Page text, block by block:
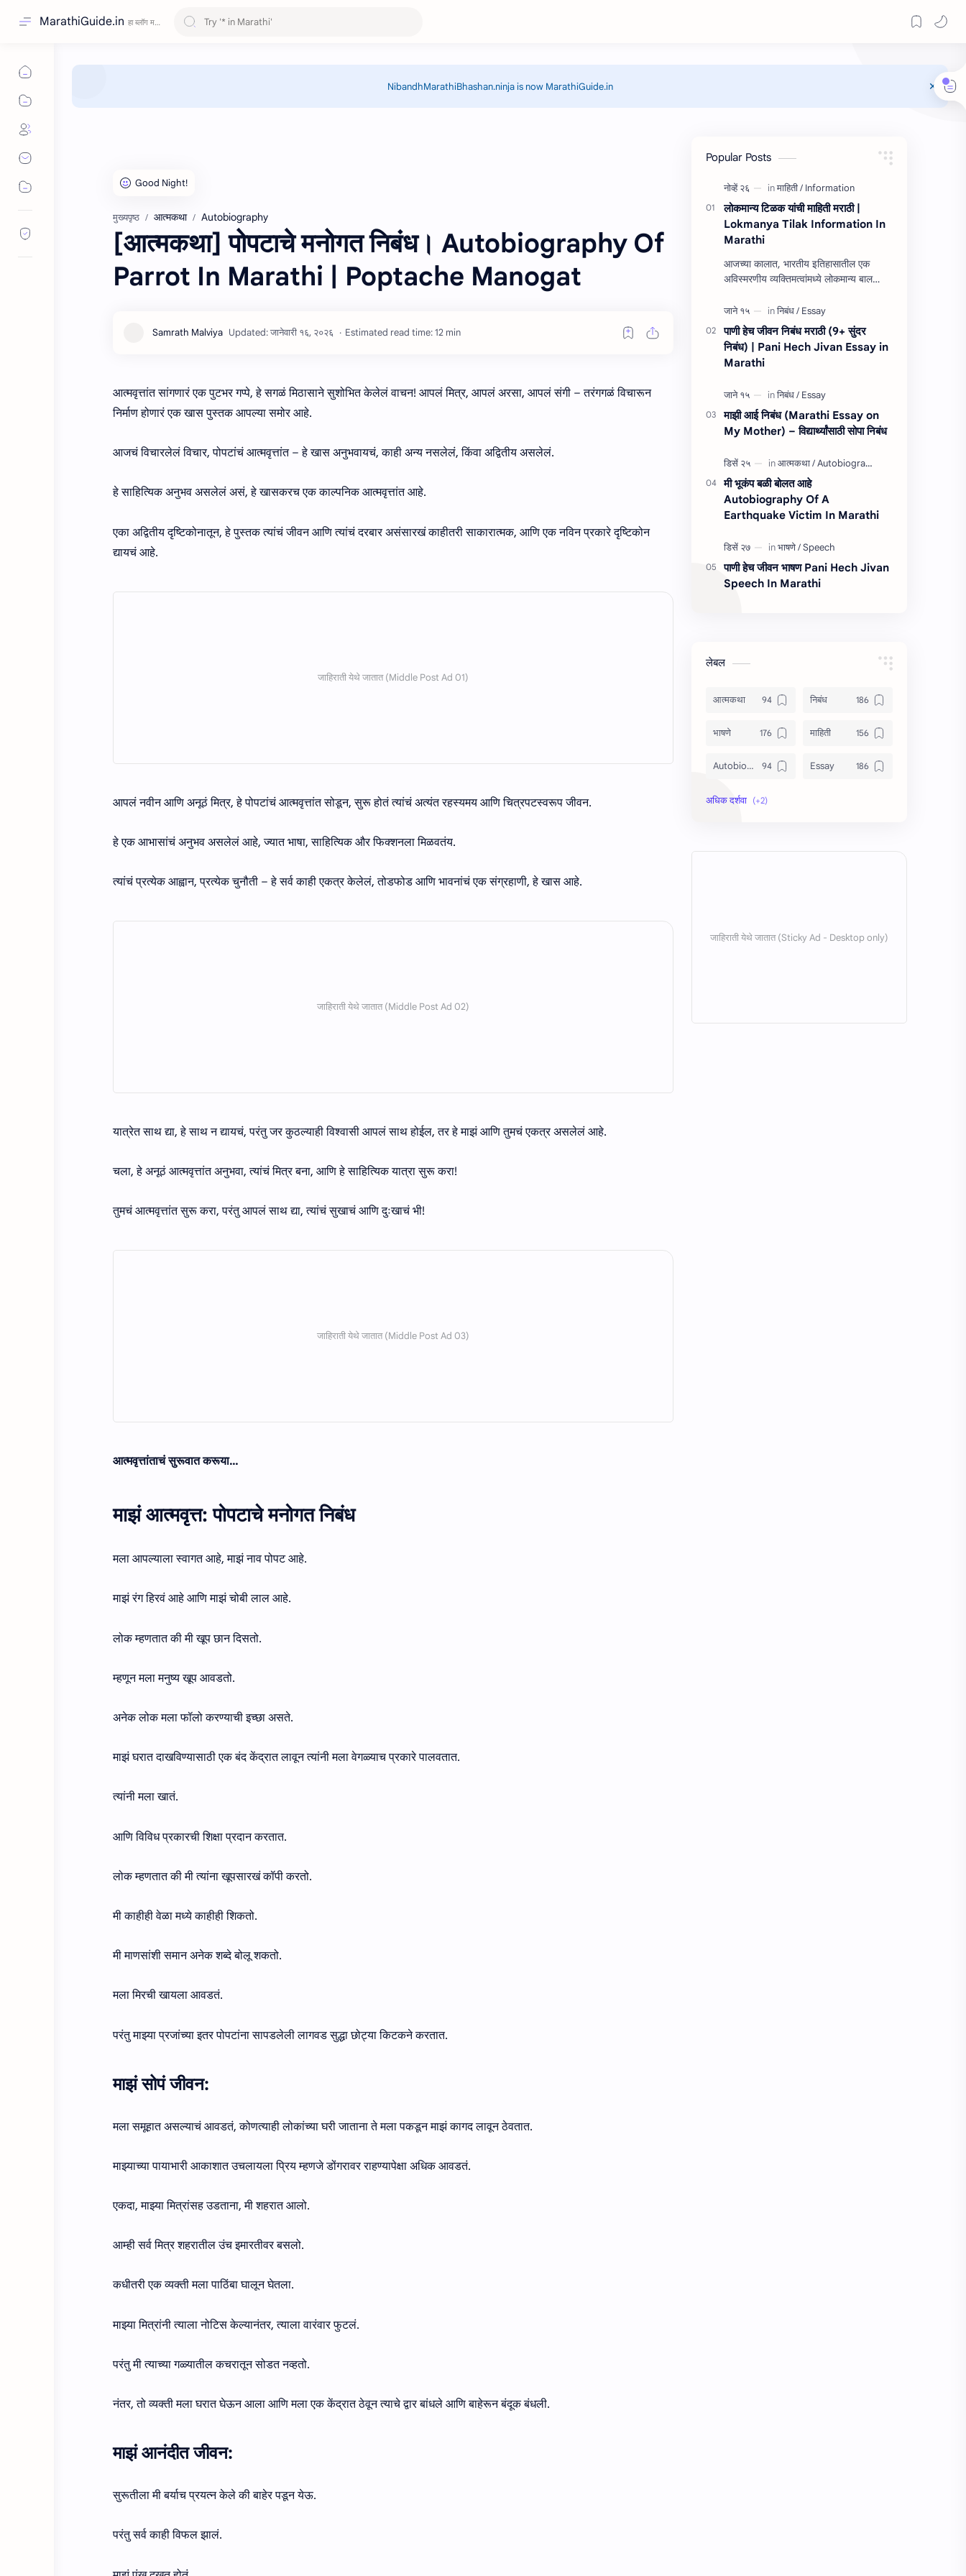
MarathiGuide.in
NibandhMarathiBhashan.ninja is now MarathiGuide.in
मुख्यपृष्ठ आत्मकथा Autobiography
[आत्मकथा] पोपटाचे मनोगत निबंध। Autobiography Of
Parrot In Marathi | Poptache Manogat
Estimated read time: 12 min
आत्मवृत्तांत सांगणारं एक पुटभर गप्पे, हे सगळं मिठासाने सुशोभित केलेलं वाचन! आपलं मित्र, आपलं अरसा, आपलं संगी – तरंगगळं विचारून
निर्माण होणारं एक खास पुस्तक आपल्या समोर आहे.
आजचं विचारलेलं विचार, पोपटांचं आत्मवृत्तांत – हे खास अनुभवायचं, काही अन्य नसलेलं, किंवा अद्वितीय असलेलं.
हे साहित्यिक अनुभव असलेलं असं, हे खासकरच एक काल्पनिक आत्मवृत्तांत आहे.
एका अद्वितीय दृष्टिकोनातून, हे पुस्तक त्यांचं जीवन आणि त्यांचं दरबार असंसारखं काहीतरी साकारात्मक, आणि एक नविन प्रकारे दृष्टिकोन
द्यायचं आहे.
आपलं नवीन आणि अनूठं मित्र, हे पोपटांचं आत्मवृत्तांत सोडून, सुरू होतं त्यांचं अत्यंत रहस्यमय आणि चित्रपटस्वरूप जीवन.
हे एक आभासांचं अनुभव असलेलं आहे, ज्यात भाषा, साहित्यिक और फिक्शनला मिळवतंय.
त्यांचं प्रत्येक आह्वान, प्रत्येक चुनौती – हे सर्व काही एकत्र केलेलं, तोडफोड आणि भावनांचं एक संग्रहाणी, हे खास आहे.
यात्रेत साथ द्या, हे साथ न द्यायचं, परंतु जर कुठल्याही विश्वासी आपलं साथ होईल, तर हे माझं आणि तुमचं एकत्र असलेलं आहे.
चला, हे अनूठं आत्मवृत्तांत अनुभवा, त्यांचं मित्र बना, आणि हे साहित्यिक यात्रा सुरू करा!
तुमचं आत्मवृत्तांत सुरू करा, परंतु आपलं साथ द्या, त्यांचं सुखाचं आणि दुःखाचं भी!
आत्मवृत्तांताचं सुरूवात करूया…
माझं आत्मवृत्त: पोपटाचे मनोगत निबंध
मला आपल्याला स्वागत आहे, माझं नाव पोपट आहे.
माझं रंग हिरवं आहे आणि माझं चोबी लाल आहे.
लोक म्हणतात की मी खूप छान दिसतो.
म्हणून मला मनुष्य खूप आवडतो.
अनेक लोक मला फॉलो करण्याची इच्छा असते.
माझं घरात दाखविण्यासाठी एक बंद केंद्रात लावून त्यांनी मला वेगळ्याच प्रकारे पालवतात.
त्यांनी मला खातं.
आणि विविध प्रकारची शिक्षा प्रदान करतात.
लोक म्हणतात की मी त्यांना खूपसारखं कॉपी करतो.
मी काहीही वेळा मध्ये काहीही शिकतो.
मी माणसांशी समान अनेक शब्दे बोलू शकतो.
मला मिरची खायला आवडतं.
परंतु माझ्या प्रजांच्या इतर पोपटांना सापडलेली लागवड सुद्धा छोट्या किटकने करतात.
माझं सोपं जीवन:
मला समूहात असल्याचं आवडतं, कोणत्याही लोकांच्या घरी जाताना ते मला पकडून माझं कागद लावून ठेवतात.
माझ्याच्या पायाभारी आकाशात उचलायला प्रिय म्हणजे डोंगरावर राहण्यापेक्षा अधिक आवडतं.
एकदा, माझ्या मित्रांसह उडताना, मी शहरात आलो.
आम्ही सर्व मित्र शहरातील उंच इमारतीवर बसलो.
कधीतरी एक व्यक्ती मला पाठिंबा घालून घेतला.
माझ्या मित्रांनी त्याला नोटिस केल्यानंतर, त्याला वारंवार फुटलं.
परंतु मी त्याच्या गळ्यातील कचरातून सोडत नव्हतो.
नंतर, तो व्यक्ती मला घरात घेऊन आला आणि मला एक केंद्रात ठेवून त्याचे द्वार बांधले आणि बाहेरून बंदूक बंधली.
माझं आनंदीत जीवन:
सुरूतीला मी बर्याच प्रयत्न केले की बाहेर पडून येऊ.
परंतु सर्व काही विफल झालं.
Popular Posts
लोकमान्य टिळक यांची माहिती मराठी |
Lokmanya Tilak Information In
Marathi
आजच्या कालात, भारतीय इतिहासातील एक
अविस्मरणीय व्यक्तिमत्वांमध्ये लोकमान्य बाल
यशाची किंवा कार्यांची माहित…
पाणी हेच जीवन निबंध मराठी (9+ सुंदर
निबंध) | Pani Hech Jivan Essay in
Marathi
माझी आई निबंध (Marathi Essay on
My Mother) – विद्यार्थ्यांसाठी सोपा निबंध
मी भूकंप बळी बोलत आहे
Autobiography Of A
Earthquake Victim In Marathi
पाणी हेच जीवन भाषण Pani Hech Jivan
Speech In Marathi
लेबल
आत्मकथा निबंध
भाषणे माहिती
Autobiography Essay
Information